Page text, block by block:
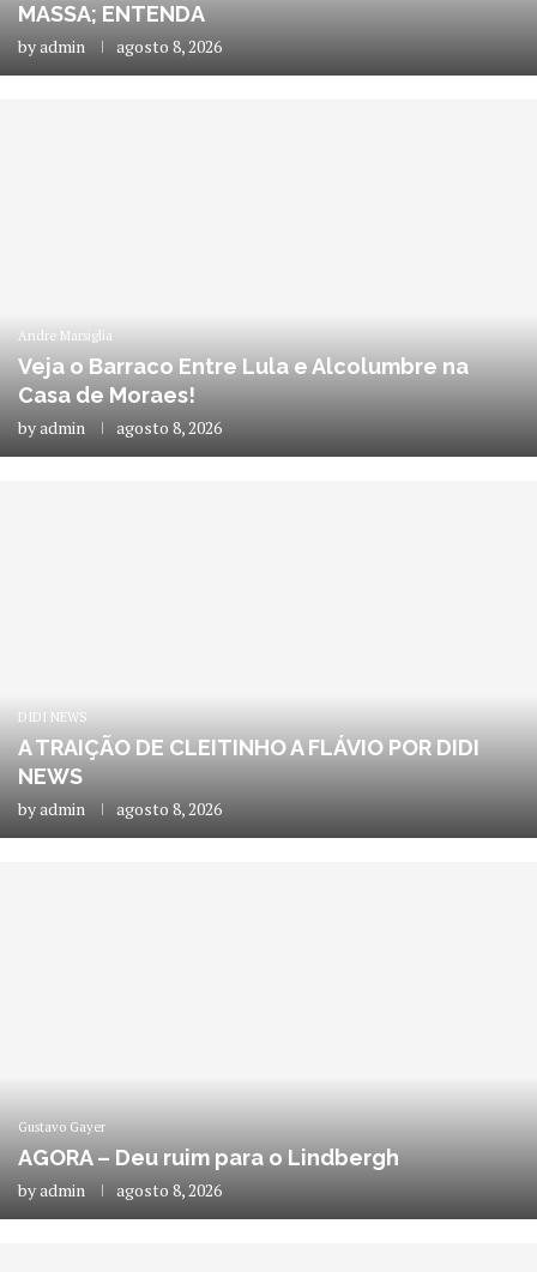
MASSA; ENTENDA
byadmin agosto 8, 2026
Andre Marsiglia
Veja o Barraco Entre Lula e Alcolumbre na
Casa de Moraes!
byadmin agosto 8, 2026
DIDI NEWS
A TRAIÇÃO DE CLEITINHO A FLÁVIO POR DIDI
NEWS
byadmin agosto 8, 2026
Gustavo Gayer
AGORA – Deu ruim para o Lindbergh
byadmin agosto 8, 2026